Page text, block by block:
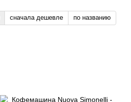
сначала дешевле по названию